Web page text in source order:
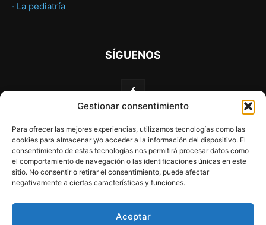
Gestionar consentimiento
Para ofrecer las mejores experiencias, utilizamos tecnologías como las
cookies para almacenar y/o acceder a la información del dispositivo. El
consentimiento de estas tecnologías nos permitirá procesar datos como
el comportamiento de navegación o las identificaciones únicas en este
sitio. No consentir o retirar el consentimiento, puede afectar
negativamente a ciertas características y funciones.
Aceptar
· La pediatría
SÍGUENOS
Web financiada por la Unión Europea a través de los
fondos «NextGenerationEU» y el programa Kit Digital.
Política de privacidad Declaración de accesibilidad